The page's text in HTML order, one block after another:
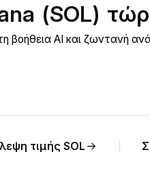
(SOL)
βοήθεια AI και ζωντανή
τιμής SOL